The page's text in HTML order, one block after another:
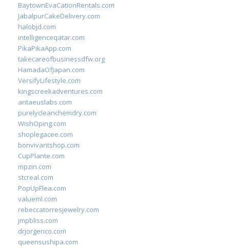
BaytownEvaCationRentals.com
JabalpurCakeDelivery.com
halobjd.com
intelligenceqatar.com
PikaPikaApp.com
takecareofbusinessdfw.org
HamadaOfJapan.com
VersifyLifestyle.com
kingscreekadventures.com
antaeuslabs.com
purelycleanchemdry.com
WishOping.com
shoplegacee.com
bonvivantshop.com
CupPlante.com
mpzin.com
stcreal.com
PopUpFlea.com
valueml.com
rebeccatorresjewelry.com
jmpbliss.com
drjorgerico.com
queensushipa.com